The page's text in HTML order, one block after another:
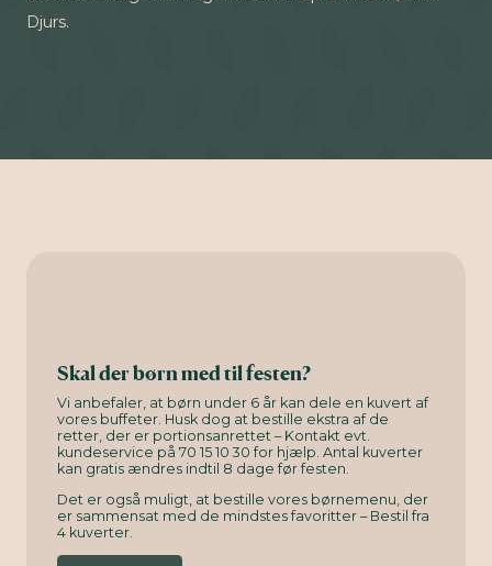
Djurs.
Skal der børn med til festen?
Vi anbefaler, at børn under 6 år kan dele en kuvert af
vores buffeter. Husk dog at bestille ekstra af de
retter, der er portionsanrettet – Kontakt evt.
kundeservice på 70 15 10 30 for hjælp. Antal kuverter
kan gratis ændres indtil 8 dage før festen.
Det er også muligt, at bestille vores børnemenu, der
er sammensat med de mindstes favoritter – Bestil fra
4 kuverter.